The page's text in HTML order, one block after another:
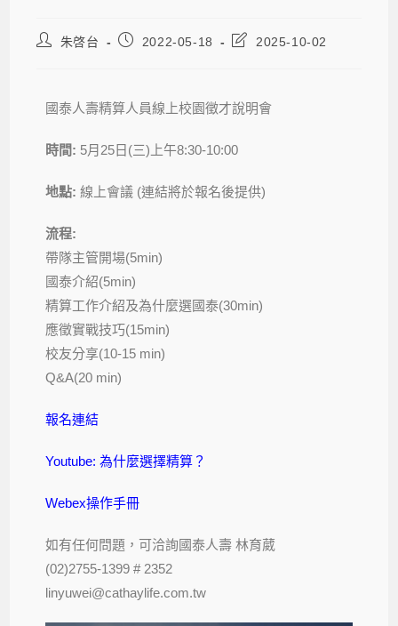
朱啓台 2022-05-18 2025-10-02
國泰人壽精算人員線上校園徵才說明會
時間: 5月25日(三)上午8:30-10:00
地點: 線上會議 (連結將於報名後提供)
流程:
帶隊主管開場(5min)
國泰介紹(5min)
精算工作介紹及為什麼選國泰(30min)
應徵實戰技巧(15min)
校友分享(10-15 min)
Q&A(20 min)
報名連結
Youtube: 為什麼選擇精算？
Webex操作手冊
如有任何問題，可洽詢國泰人壽 林育葳
(02)2755-1399 # 2352
linyuwei@cathaylife.com.tw